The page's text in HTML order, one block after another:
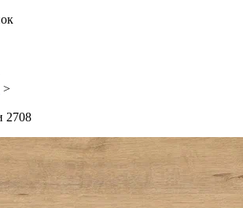
>
2708